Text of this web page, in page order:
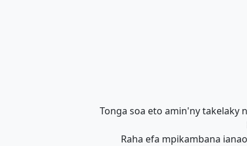
Tonga soa eto amin'ny takelaky
Raha efa mpikambana